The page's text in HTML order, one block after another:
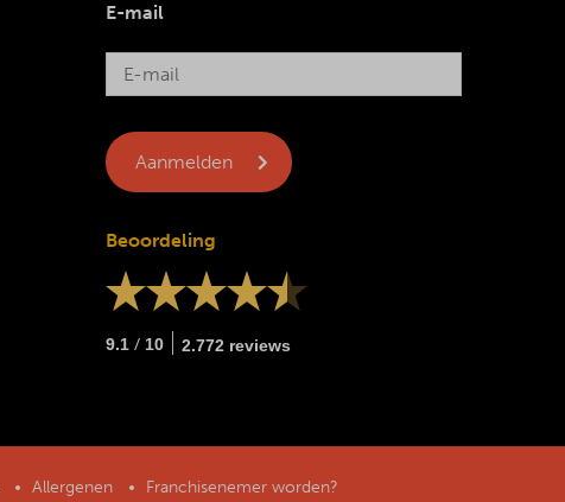
E-mail
Beoordeling
9.1 / 10 2.772 reviews
Allergenen Franchisenemer worden?